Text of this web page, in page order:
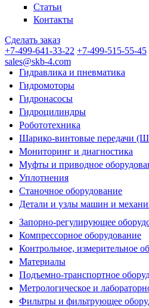
Статьи
Контакты
Сделать заказ
+7-499-641-33-22 +7-499-515-55-45
sales@skb-4.com
Гидравлика и пневматика
Гидромоторы
Гидронасосы
Гидроцилиндры
Робототехника
Шарико-винтовые передачи
Мониторинг и диагностика
Муфты и приводное
Уплотнения
Станочное оборудование
Детали и узлы машин и
Запорно-регулирующее
Компрессорное оборудование
Контрольное, измерительное
Материалы
Подъемно-транспортное
Метрологическое и
Фильтры и фильтрующее